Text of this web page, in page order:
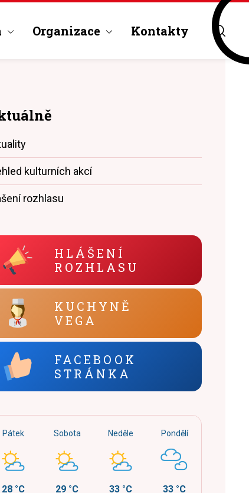
Organizace Kontakty
kulturních akcí
rozhlasu
HLÁŠENÍ
ROZHLASU
KUCHYNĚ
VEGA
FACEBOOK
STRÁNKA
Pátek
28 °C
Sobota
29 °C
Neděle
33 °C
Pondělí
33 °C